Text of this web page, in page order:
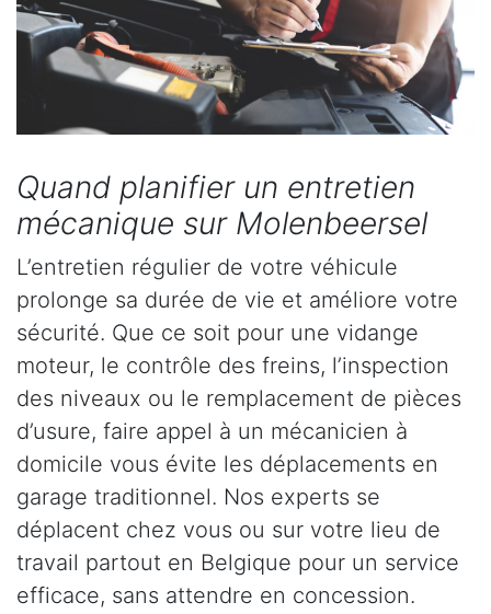
Quand planifier un entretien
mécanique sur Molenbeersel
L’entretien régulier de votre véhicule
prolonge sa durée de vie et améliore votre
sécurité. Que ce soit pour une vidange
moteur, le contrôle des freins, l’inspection
des niveaux ou le remplacement de pièces
d’usure, faire appel à un mécanicien à
domicile vous évite les déplacements en
garage traditionnel. Nos experts se
déplacent chez vous ou sur votre lieu de
travail partout en Belgique pour un service
efficace, sans attendre en concession.